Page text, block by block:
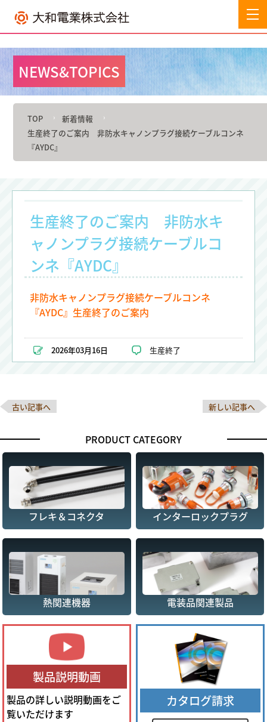
NEWS&TOPICS
TOP
新着情報
生産終了のご案内 非防水キャノンプラグ接続ケーブルコンネ
『AYDC』
生産終了のご案内 非防水キ
ャノンプラグ接続ケーブルコ
ンネ『AYDC』
非防水キャノンプラグ接続ケーブルコンネ
『AYDC』生産終了のご案内
2026年03月16日 生産終了
古い記事へ 新しい記事へ
PRODUCT CATEGORY
フレキ＆コネクタ インターロックプラグ
熱関連機器 電装品関連製品
製品説明動画
製品の詳しい説明動画をご
覧いただけます
カタログ請求